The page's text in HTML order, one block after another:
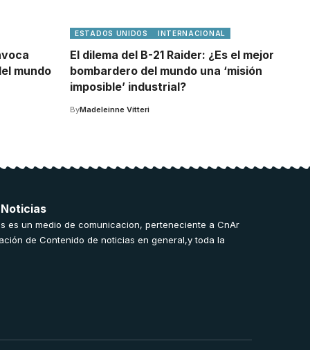
mundo
ESTADOS UNIDOS INTERNACIONAL
El dilema del B-21 Raider: ¿Es el mejor
bombardero del mundo una ‘misión
imposible’ industrial?
ByMadeleinne Vitteri
es un medio de comunicacion, perteneciente a CnAr
de Contenido de noticias en general,y toda la